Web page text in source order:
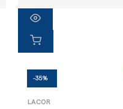
-35%
LACOR